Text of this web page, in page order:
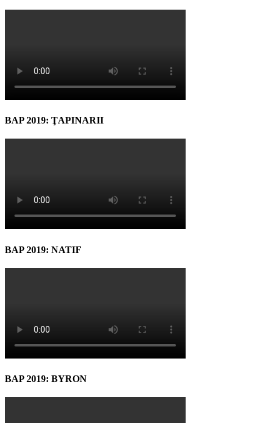
BAP 2019: ŢAPINARII
BAP 2019: NATIF
BAP 2019: BYRON